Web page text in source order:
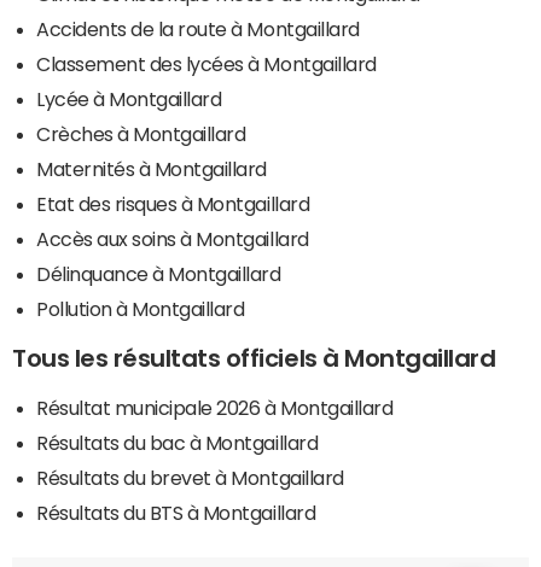
Accidents de la route à Montgaillard
Classement des lycées à Montgaillard
Lycée à Montgaillard
Crèches à Montgaillard
Maternités à Montgaillard
Etat des risques à Montgaillard
Accès aux soins à Montgaillard
Délinquance à Montgaillard
Pollution à Montgaillard
Tous les résultats officiels à Montgaillard
Résultat municipale 2026 à Montgaillard
Résultats du bac à Montgaillard
Résultats du brevet à Montgaillard
Résultats du BTS à Montgaillard